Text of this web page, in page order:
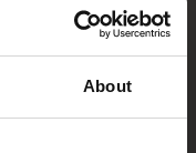
About